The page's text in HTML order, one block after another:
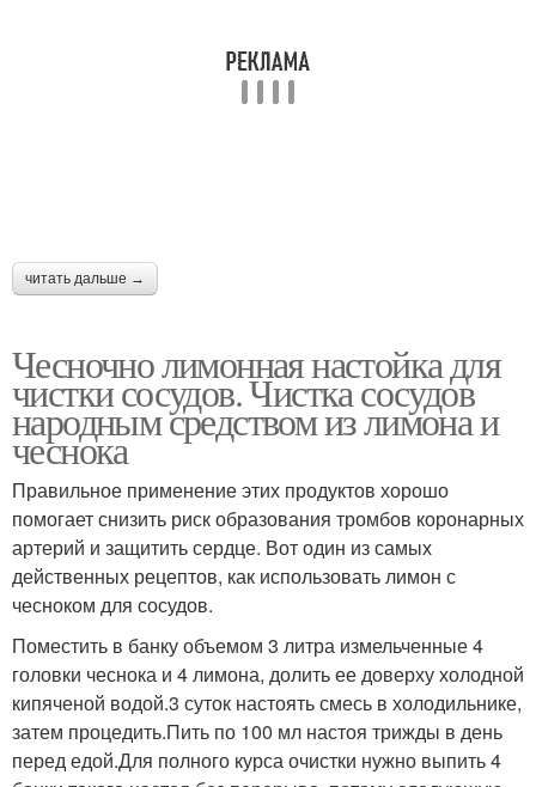
читать дальше →
Чесночно лимонная настойка для
чистки сосудов. Чистка сосудов
народным средством из лимона и
чеснока
Правильное применение этих продуктов хорошо
помогает снизить риск образования тромбов коронарных
артерий и защитить сердце. Вот один из самых
действенных рецептов, как использовать лимон с
чесноком для сосудов.
Поместить в банку объемом 3 литра измельченные 4
головки чеснока и 4 лимона, долить ее доверху холодной
кипяченой водой.3 суток настоять смесь в холодильнике,
затем процедить.Пить по 100 мл настоя трижды в день
перед едой.Для полного курса очистки нужно выпить 4